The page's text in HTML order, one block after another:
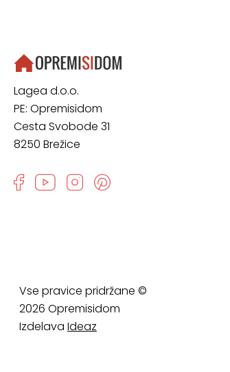
Lagea d.o.o.
PE: Opremisidom
Cesta Svobode 31
8250 Brežice
Vse pravice pridržane ©
2026 Opremisidom
Izdelava Ideaz